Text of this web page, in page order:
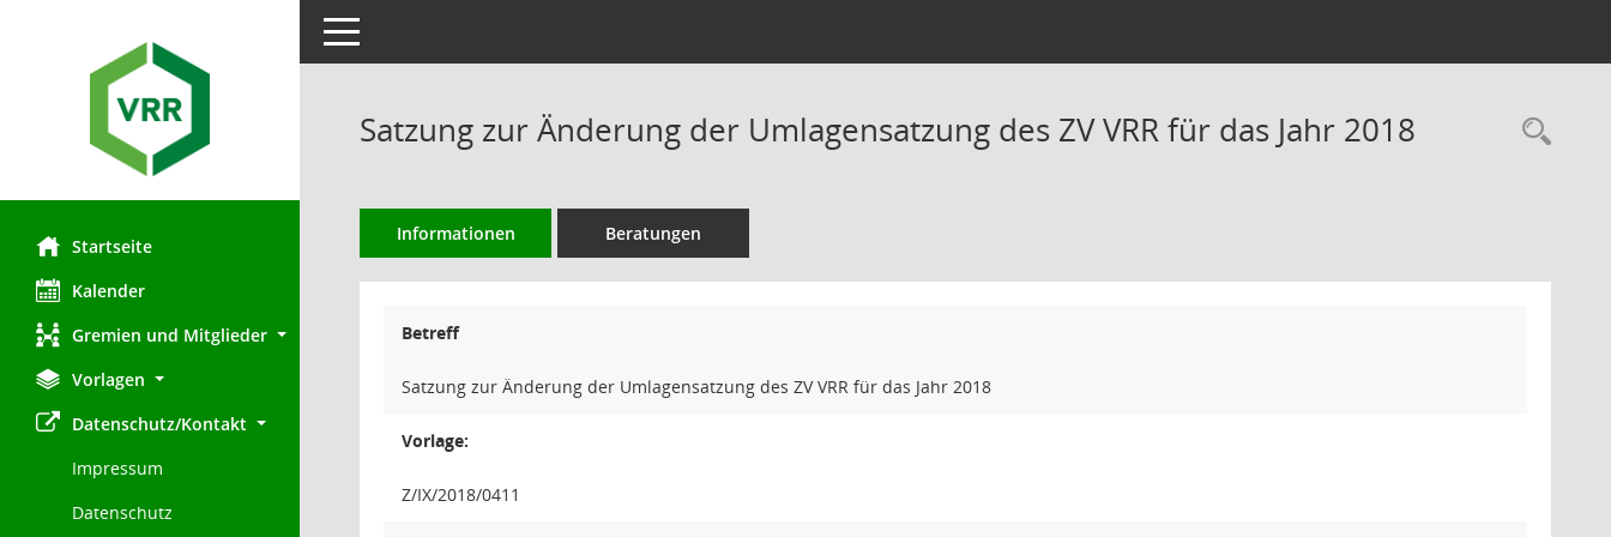
Startseite
Kalender
Gremien und Mitglieder
Vorlagen
Datenschutz/Kontakt
Impressum
Datenschutz
Toggle navigation
Satzung zur Änderung der Umlagensatzung des ZV VRR für das Jahr 2018
Informationen Beratungen
Betreff
Satzung zur Änderung der Umlagensatzung des ZV VRR für das Jahr 2018
Vorlage:
Z/IX/2018/0411